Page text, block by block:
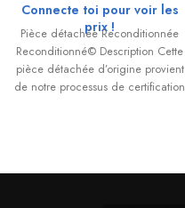
Connecte toi pour voir les
prix !
Pièce détachée Reconditionnée
Reconditionné© Description Cette
pièce détachée d’origine provient
de notre processus de certification